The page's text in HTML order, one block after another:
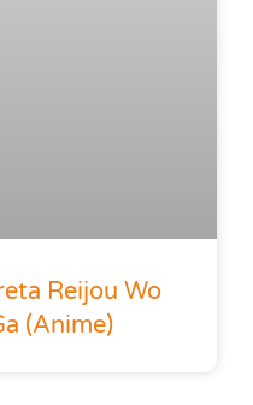
Reijou Wo
(anime)